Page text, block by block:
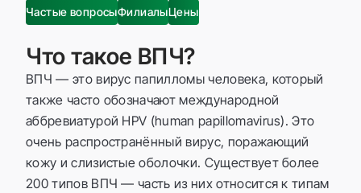
Частые вопросыФилиалыЦены
Что такое ВПЧ?
ВПЧ — это вирус папилломы человека, который
также часто обозначают международной
аббревиатурой HPV (human papillomavirus). Это
очень распространённый вирус, поражающий
кожу и слизистые оболочки. Существует более
200 типов ВПЧ — часть из них относится к типам